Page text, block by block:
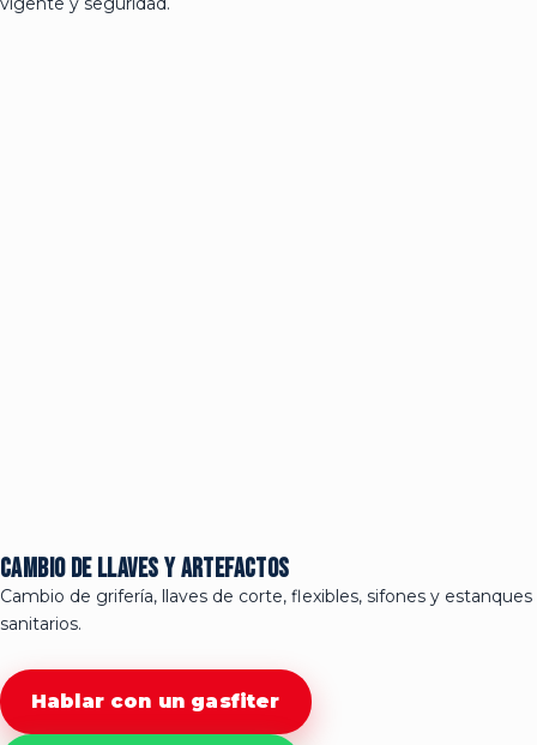
Cambio de llaves y artefactos
Cambio de grifería, llaves de corte, flexibles, sifones y estanques
sanitarios.
Hablar con un gasfiter